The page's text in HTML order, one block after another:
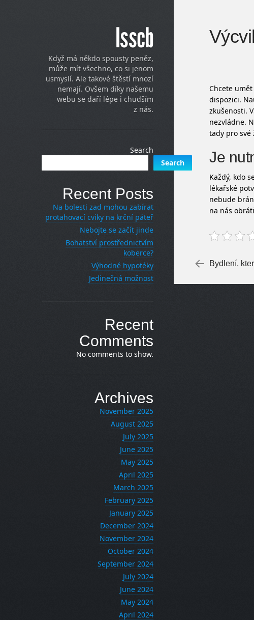
Isscb
Když má někdo spousty peněz,
může mít všechno, co si jenom
usmyslí. Ale takové štěstí mnozí
nemají. Ovšem díky našemu
webu se daří lépe i chudším
z nás.
Chcete
dispozici.
zkušenosti.
nezvládne.
tady pro své
Je
Každý, kdo
lékařské
nebude
na nás
Post
←
Bydlení,
Search
Search
Recent Posts
Na bolesti zad mohou zabírat
protahovací cviky na krční páteř
Nebojte se začít jinde
Bohatství prostřednictvím
koberce?
Výhodné hypotéky
Jedinečná možnost
Recent
Comments
No comments to show.
Archives
November 2025
August 2025
July 2025
June 2025
May 2025
April 2025
March 2025
February 2025
January 2025
December 2024
November 2024
October 2024
September 2024
July 2024
June 2024
May 2024
April 2024